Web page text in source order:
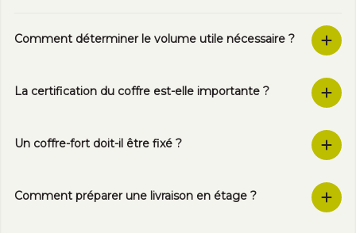
Comment déterminer le volume utile nécessaire ?
La certification du coffre est-elle importante ?
Un coffre-fort doit-il être fixé ?
Comment préparer une livraison en étage ?